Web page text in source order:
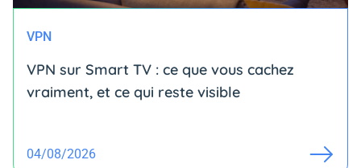
VPN
VPN sur Smart TV : ce que vous cachez
vraiment, et ce qui reste visible
04/08/2026